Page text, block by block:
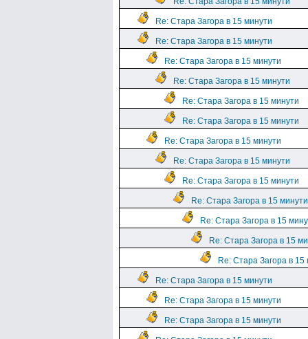
Re: Стара Загора в 15 минути
Re: Стара Загора в 15 минути
Re: Стара Загора в 15 минути
Re: Стара Загора в 15 минути
Re: Стара Загора в 15 минути
Re: Стара Загора в 15 минути
Re: Стара Загора в 15 минути
Re: Стара Загора в 15 минути
Re: Стара Загора в 15 минути
Re: Стара Загора в 15 минути
Re: Стара Загора в 15
Re: Стара Загора в 15
Re: Стара Загора в 15
Re: Стара Загора в 15 минути
Re: Стара Загора в 15 минути
Re: Стара Загора в 15 минути